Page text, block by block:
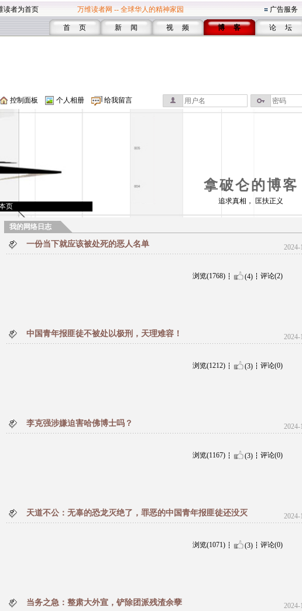
读者为首页 万维读者网 -- 全球华人的精神家园 广告服务
首 页 新 闻 视 频 博 客 论 坛
控制面板 个人相册 给我留言
拿破仑的博客
页
追求真相， 匡扶正义
我的网络日志
一份当下就应该被处死的恶人名单 2024-
浏览(1768) (4) 评论(2)
中国青年报匪徒不被处以极刑，天理难容！ 2024-
浏览(1212) (3) 评论(0)
李克强涉嫌迫害哈佛博士吗？ 2024-
浏览(1167) (3) 评论(0)
天道不公：无辜的恐龙灭绝了，罪恶的中国青年报匪徒还没灭 2024-
浏览(1071) (3) 评论(0)
当务之急：整肃大外宣，铲除团派残渣余孽 2024-